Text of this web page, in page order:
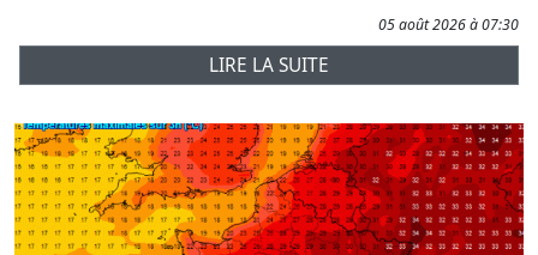
05 août 2026 à 07:30
LIRE LA SUITE